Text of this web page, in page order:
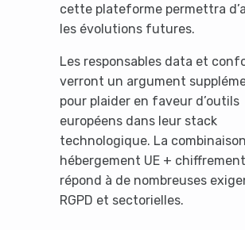
cette plateforme permettra
les évolutions futures.
Les responsables data et
verront un argument
pour plaider en faveur d’outils
européens dans leur stack
technologique. La combinaison
hébergement UE +
répond à de nombreuses
RGPD et sectorielles.